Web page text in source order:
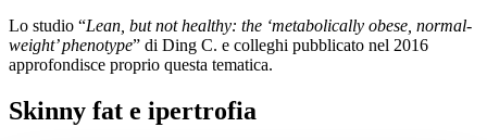
Lo studio “Lean, but not healthy: the ‘metabolically obese, normal-
weight’ phenotype” di Ding C. e colleghi pubblicato nel 2016
approfondisce proprio questa tematica.
Skinny fat e ipertrofia